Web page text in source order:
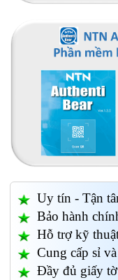
Vòng bi - Bạc đạn
NSK
Uy tín - Tận
Bảo hành
Hỗ trợ kỹ
Cung cấp sỉ
Đầy đủ giấy